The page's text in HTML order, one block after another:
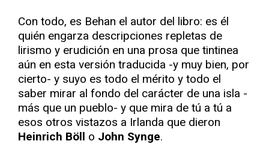
Con todo, es Behan el autor del libro: es él
quién engarza descripciones repletas de
lirismo y erudición en una prosa que tintinea
aún en esta versión traducida -y muy bien, por
cierto- y suyo es todo el mérito y todo el
saber mirar al fondo del carácter de una isla -
más que un pueblo- y que mira de tú a tú a
esos otros vistazos a Irlanda que dieron
Heinrich Böll o John Synge.